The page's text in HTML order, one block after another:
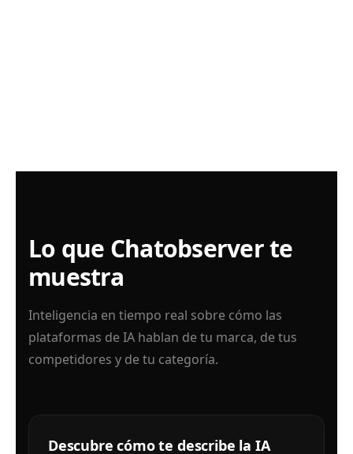
Lo que Chatobserver te
muestra
Inteligencia en tiempo real sobre cómo las
plataformas de IA hablan de tu marca, de tus
competidores y de tu categoría.
Descubre cómo te describe la IA